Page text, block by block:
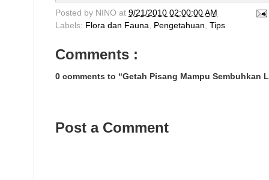
Posted by NINO at 9/21/2010 02:00:00 AM
Labels: Flora dan Fauna, Pengetahuan, Tips
Comments :
0 comments to “Getah Pisang Mampu Sembuhkan
Post a Comment